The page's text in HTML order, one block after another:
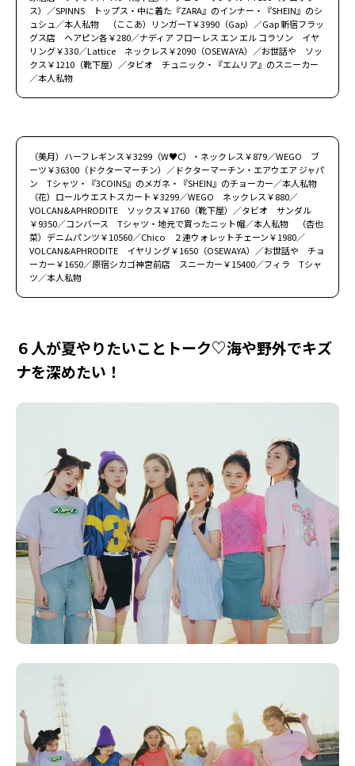
ス）／SPINNS トップス・中に着た『ZARA』のインナー・『SHEIN』のシ
ュシュ／本人私物 （ここあ）リンガーT￥3990（Gap）／Gap 新宿フラッ
グス店 ヘアピン各￥280／ナディア フローレス エン エル コラソン イヤ
リング￥330／Lattice ネックレス￥2090（OSEWAYA）／お世話や ソッ
クス￥1210（靴下屋）／タビオ チュニック・『エムリア』のスニーカー
／本人私物
（美月）ハーフレギンス￥3299（W♥C）・ネックレス￥879／WEGO ブ
ーツ￥36300（ドクターマーチン）／ドクターマーチン・エアウエア ジャパ
ン Tシャツ・『3COINS』のメガネ・『SHEIN』のチョーカー／本人私物
（花）ロールウエストスカート￥3299／WEGO ネックレス￥880／
VOLCAN&APHRODITE ソックス￥1760（靴下屋）／タビオ サンダル
￥9350／コンバース Tシャツ・地元で買ったニット帽／本人私物 （杏也
菜）デニムパンツ￥10560／Chico ２連ウォレットチェーン￥1980／
VOLCAN&APHRODITE イヤリング￥1650（OSEWAYA）／お世話や チョ
ーカー￥1650／原宿シカゴ神宮前店 スニーカー￥15400／フィラ Tシャ
ツ／本人私物
６人が夏やりたいことトーク♡海や野外でキズ
ナを深めたい！